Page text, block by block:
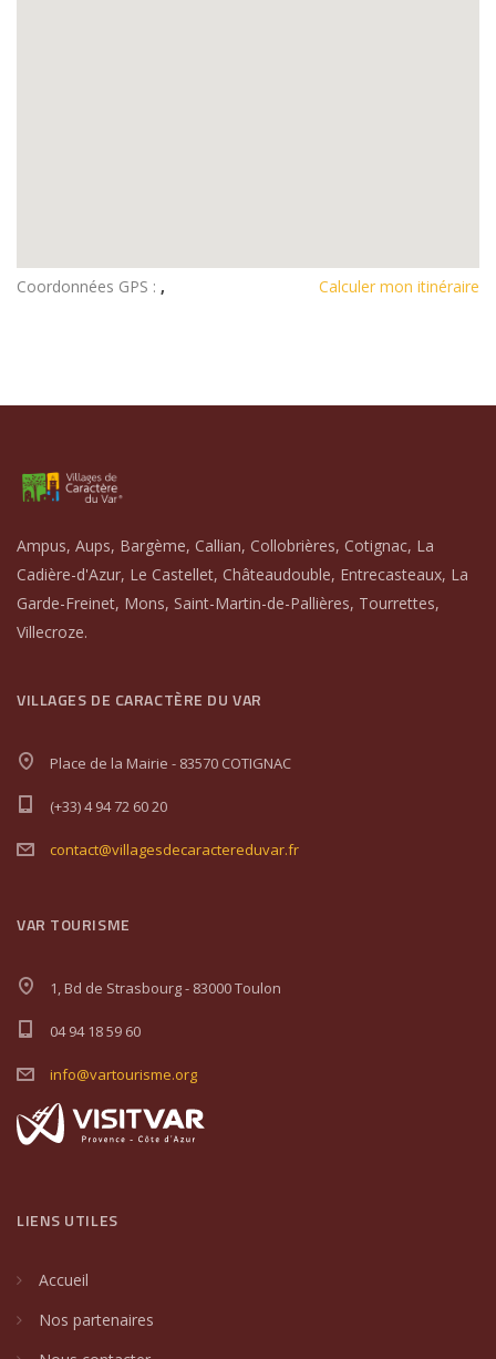
Coordonnées GPS : , Calculer mon itinéraire
Ampus, Aups, Bargème, Callian, Collobrières, Cotignac, La
Cadière-d'Azur, Le Castellet, Châteaudouble, Entrecasteaux, La
Garde-Freinet, Mons, Saint-Martin-de-Pallières, Tourrettes,
Villecroze.
VILLAGES DE CARACTÈRE DU VAR
Place de la Mairie - 83570 COTIGNAC
(+33) 4 94 72 60 20
contact@villagesdecaractereduvar.fr
VAR TOURISME
1, Bd de Strasbourg - 83000 Toulon
04 94 18 59 60
info@vartourisme.org
LIENS UTILES
Accueil
Nos partenaires